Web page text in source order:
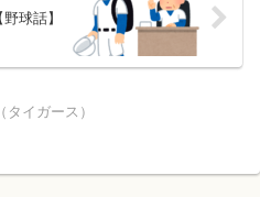
球話】
イガース）